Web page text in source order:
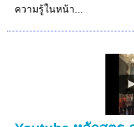
ความรู้ในหน้า...